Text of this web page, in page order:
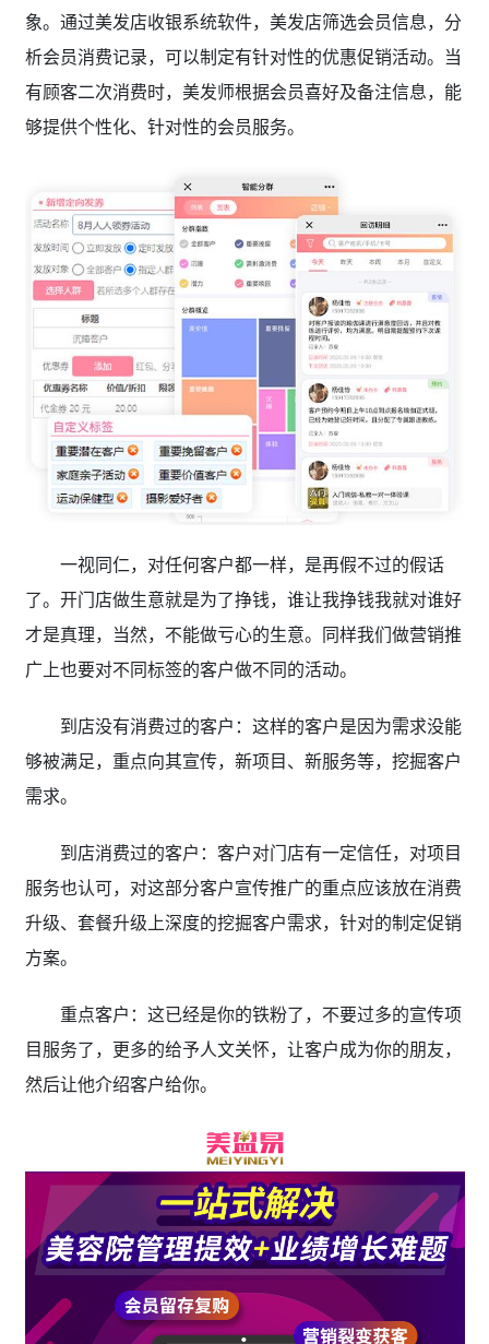
象。通过美发店收银系统软件，美发店筛选会员信息，分
析会员消费记录，可以制定有针对性的优惠促销活动。当
有顾客二次消费时，美发师根据会员喜好及备注信息，能
够提供个性化、针对性的会员服务。
一视同仁，对任何客户都一样，是再假不过的假话
了。开门店做生意就是为了挣钱，谁让我挣钱我就对谁好
才是真理，当然，不能做亏心的生意。同样我们做营销推
广上也要对不同标签的客户做不同的活动。
到店没有消费过的客户：这样的客户是因为需求没能
够被满足，重点向其宣传，新项目、新服务等，挖掘客户
需求。
到店消费过的客户：客户对门店有一定信任，对项目
服务也认可，对这部分客户宣传推广的重点应该放在消费
升级、套餐升级上深度的挖掘客户需求，针对的制定促销
方案。
重点客户：这已经是你的铁粉了，不要过多的宣传项
目服务了，更多的给予人文关怀，让客户成为你的朋友，
然后让他介绍客户给你。